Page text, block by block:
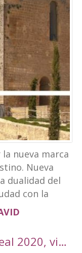
nueva marca
Nueva
dualidad del
con la
ciudad
nuevo.
de frontera
Semana Santa Alcalá la Real 2020, viaje por Andalucía